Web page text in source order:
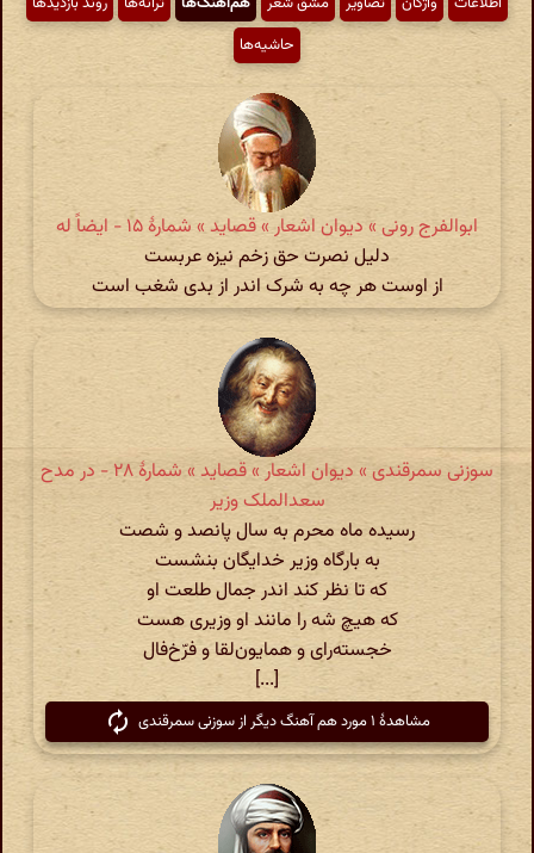
حاشیه‌ها
ابوالفرج رونی » دیوان اشعار » قصاید » شمارهٔ ۱۵ - ایضاً له
دلیل نصرت حق زخم نیزه عربست
از اوست هر چه به شرک اندر از بدی شغب است
سوزنی سمرقندی » دیوان اشعار » قصاید » شمارهٔ ۲۸ - در مدح
سعدالملک وزیر
رسیده ماه محرم به سال پانصد و شصت
به بارگاه وزیر خدایگان بنشست
که تا نظر کند اندر جمال طلعت او
که هیچ شه را مانند او وزیری هست
خجسته‌رای و همایون‌لقا و فرّخ‌فال
[...]
مشاهدهٔ ۱ مورد هم آهنگ دیگر از سوزنی سمرقندی